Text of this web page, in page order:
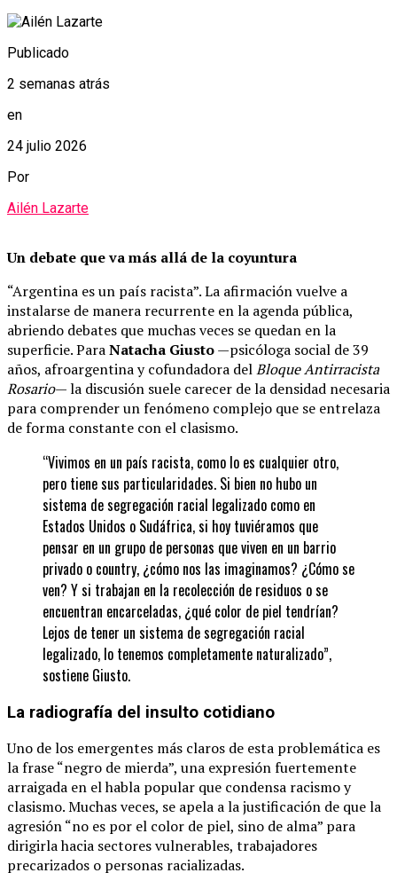
Publicado
2 semanas atrás
en
24 julio 2026
Por
Ailén Lazarte
Un debate que va más allá de la coyuntura
“Argentina es un país racista”. La afirmación vuelve a
instalarse de manera recurrente en la agenda pública,
abriendo debates que muchas veces se quedan en la
superficie. ParaNatacha Giusto—psicóloga social de 39
años, afroargentina y cofundadora delBloque Antirracista
Rosario— la discusión suele carecer de la densidad necesaria
para comprender un fenómeno complejo que se entrelaza
de forma constante con el clasismo.
“Vivimos en un país racista, como lo es cualquier otro,
pero tiene sus particularidades. Si bien no hubo un
sistema de segregación racial legalizado como en
Estados Unidos o Sudáfrica, si hoy tuviéramos que
pensar en un grupo de personas que viven en un barrio
privado o country, ¿cómo nos las imaginamos? ¿Cómo se
ven? Y si trabajan en la recolección de residuos o se
encuentran encarceladas, ¿qué color de piel tendrían?
Lejos de tener un sistema de segregación racial
legalizado, lo tenemos completamente naturalizado”,
sostiene Giusto.
La radiografía del insulto cotidiano
Uno de los emergentes más claros de esta problemática es
la frase “negro de mierda”, una expresión fuertemente
arraigada en el habla popular que condensa racismo y
clasismo. Muchas veces, se apela a la justificación de que la
agresión “no es por el color de piel, sino de alma” para
dirigirla hacia sectores vulnerables, trabajadores
precarizados o personas racializadas.